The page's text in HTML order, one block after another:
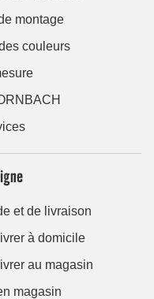
montage
couleurs
et de livraison
à domicile
au magasin
magasin